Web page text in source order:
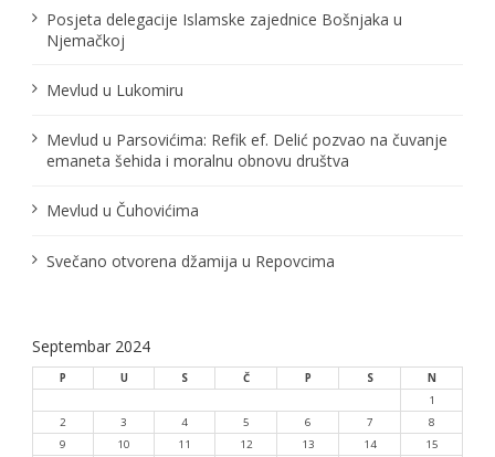
č
a
n
k
a
Posjeta delegacije Islamske zajednice Bošnjaka u
Njemačkoj
Mevlud u Lukomiru
Mevlud u Parsovićima: Refik ef. Delić pozvao na čuvanje
emaneta šehida i moralnu obnovu društva
Mevlud u Čuhovićima
Svečano otvorena džamija u Repovcima
Septembar 2024
P U S Č P S
N
1
2
3 4 5 6 7
8
9
10 11 12 13 14
15